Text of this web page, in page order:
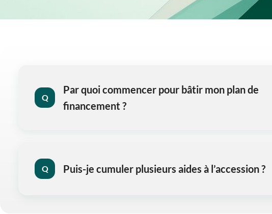
Q
Par quoi commencer pour bâtir mon plan de
financement ?
Q Puis-je cumuler plusieurs aides à l’accession ?